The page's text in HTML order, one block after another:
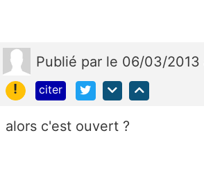
Publié par le 06/03/2013
!
citer
alors c'est ouvert ?